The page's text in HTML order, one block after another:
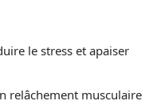
le stress et apaiser
relâchement musculaire